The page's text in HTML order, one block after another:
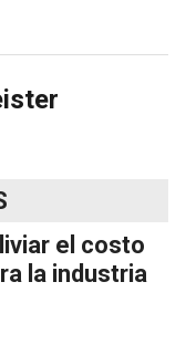
el costo
la industria